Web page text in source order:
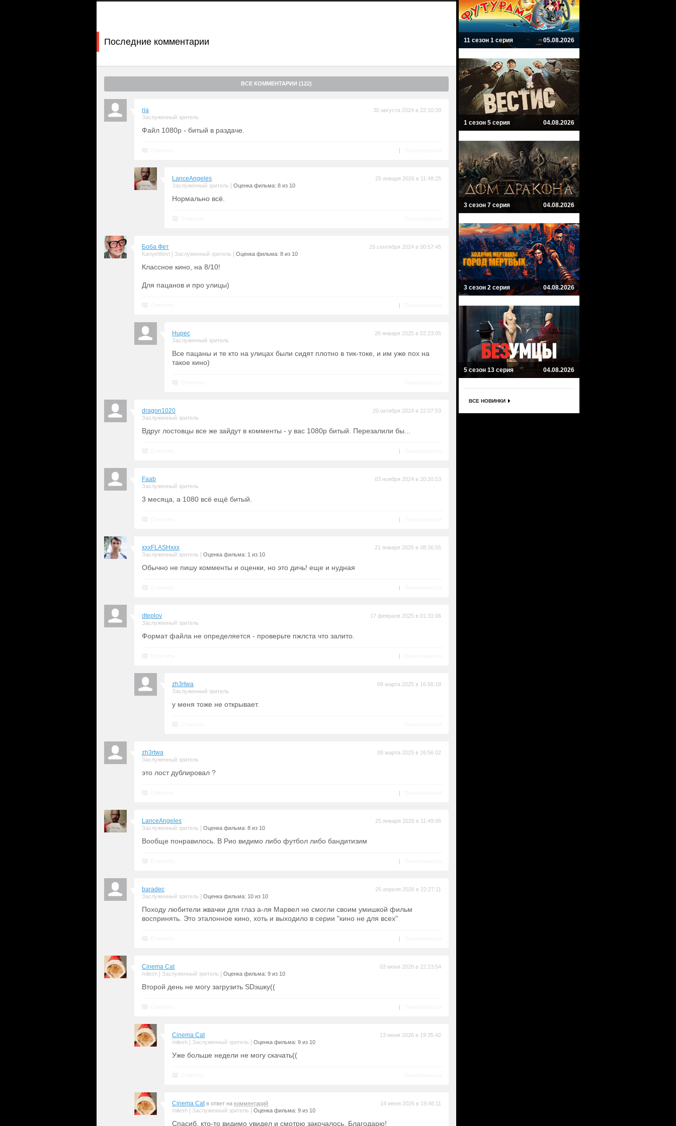
даже оказывается его правой рукой. Тем временем Ракета (
утопающих в крови фавел.
Последние комментарии
ВСЕ КОММЕНТАРИИ (122)
ria
Заслуженный зритель
30 августа 2024 в 22:10:39
Файл 1080p - битый в раздаче.
|
LanceAngeles
Заслуженный зритель Оценка фильма: 8 из 10
25 января 2026 в 11:48:25
Нормально всё.
Боба Фет
KanyeWest Заслуженный зритель Оценка фильма: 8 из 10
29 сентября 2024 в 00:57:45
Классное кино, на 8/10!
Для пацанов и про улицы)
|
Hupec
Заслуженный зритель
26 января 2025 в 02:23:05
Все пацаны и те кто на улицах были сидят плотно в тик-токе, и им уже пох на
такое кино)
dragon1020
Заслуженный зритель
20 октября 2024 в 22:07:53
Вдруг лостовцы все же зайдут в комменты - у вас 1080p битый. Перезалили бы...
|
Faab
Заслуженный зритель
03 ноября 2024 в 20:20:53
3 месяца, а 1080 всё ещё битый.
|
xxxFLASHxxx
Заслуженный зритель Оценка фильма: 1 из 10
21 января 2025 в 08:36:55
Обычно не пишу комменты и оценки, но это дичь! еще и нудная
|
dteplov
Заслуженный зритель
17 февраля 2025 в 01:31:06
Формат файла не определяется - проверьте пжлста что залито.
|
zh3rtwa
Заслуженный зритель
09 марта 2025 в 16:56:18
у меня тоже не открывает.
zh3rtwa
Заслуженный зритель
09 марта 2025 в 16:56:02
это лост дублировал ?
|
LanceAngeles
Заслуженный зритель Оценка фильма: 8 из 10
25 января 2026 в 11:49:06
Вообще понравилось. В Рио видимо либо футбол либо бандитизим
|
baradec
Заслуженный зритель Оценка фильма: 10 из 10
25 апреля 2026 в 22:27:11
Походу любители жвачки для глаз а-ля Марвел не смогли своим умишкой фильм
воспринять. Это эталонное кино, хоть и выходило в серии "кино не для всех"
|
Cinema Cat
milesh Заслуженный зритель Оценка фильма: 9 из 10
03 июня 2026 в 22:23:54
Второй день не могу загрузить SDэшку((
|
Cinema Cat
milesh Заслуженный зритель Оценка фильма: 9 из 10
13 июня 2026 в 19:35:42
Уже больше недели не могу скачать((
Cinema Cat в ответ на комментарий
milesh
Заслуженный зритель Оценка фильма: 9 из 10
14 июня 2026 в 19:46:11
Спасиб, кто-то видимо увидел и смотрю закочалось. Благодарю!
11 сезон 1 серия 05.08.2026
1 сезон 5 серия 04.08.2026
3 сезон 7 серия 04.08.2026
3 сезон 2 серия 04.08.2026
5 сезон 13 серия 04.08.2026
ВСЕ НОВИНКИ